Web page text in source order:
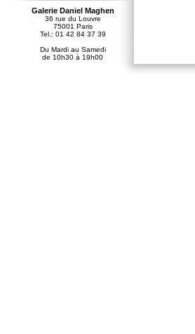
Galerie Daniel Maghen
36 rue du Louvre
75001 Paris
Tel.: 01 42 84 37 39
Du Mardi au Samedi
de 10h30 à 19h00